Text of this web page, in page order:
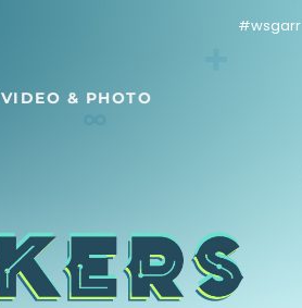
#wsgarr
VIDEO & PHOTO